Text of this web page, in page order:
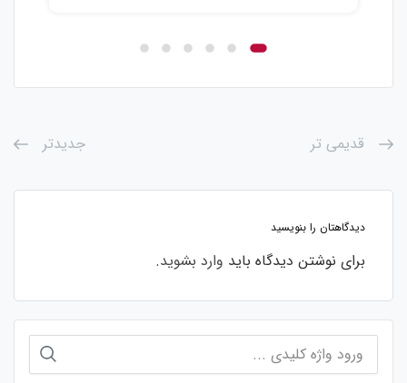
قدیمی تر جدیدتر
دیدگاهتان را بنویسید
برای نوشتن دیدگاه باید وارد بشوید.
برای: